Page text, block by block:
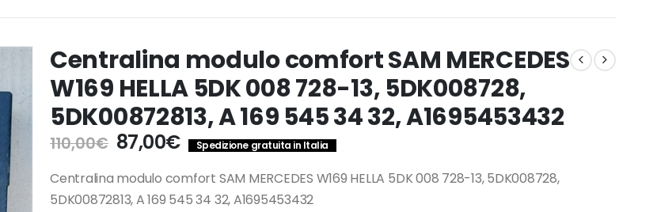
Centralina modulo comfort SAM MERCEDES
W169 HELLA 5DK 008 728-13, 5DK008728,
5DK00872813, A 169 545 34 32, A1695453432
110,00€ Il
prezzo
originale
era:
87,00€Il
prezzo
attuale
è:
Spedizione gratuita in Italia
Centralina modulo comfort SAM MERCEDES W169 HELLA 5DK 008 728-13, 5DK008728,
5DK00872813, A 169 545 34 32, A1695453432